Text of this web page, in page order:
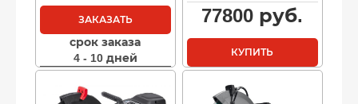
ЗАКАЗАТЬ
срок заказа
4 - 10 дней
77800 руб.
КУПИТЬ